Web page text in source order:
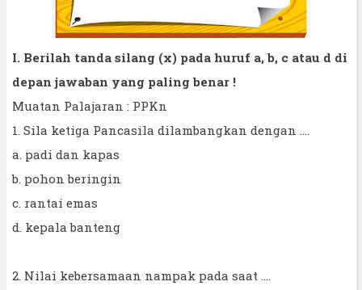
I. Berilah tanda silang (x) pada huruf a, b, c atau d di
depan jawaban yang paling benar !
Muatan Palajaran : PPKn
1. Sila ketiga Pancasila dilambangkan dengan ....
a. padi dan kapas
b. pohon beringin
c. rantai emas
d. kepala banteng
2. Nilai kebersamaan nampak pada saat ....